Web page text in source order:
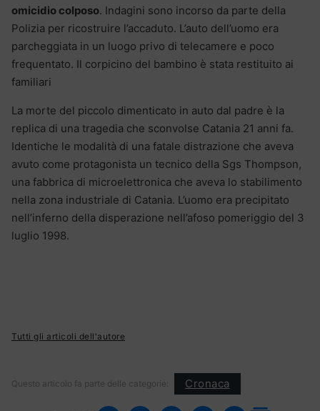
omicidio colposo. Indagini sono incorso da parte della
Polizia per ricostruire l’accaduto. L’auto dell’uomo era
parcheggiata in un luogo privo di telecamere e poco
frequentato. Il corpicino del bambino è stata restituito ai
familiari
La morte del piccolo dimenticato in auto dal padre è la
replica di una tragedia che sconvolse Catania 21 anni fa.
Identiche le modalità di una fatale distrazione che aveva
avuto come protagonista un tecnico della Sgs Thompson,
una fabbrica di microelettronica che aveva lo stabilimento
nella zona industriale di Catania. L’uomo era precipitato
nell’inferno della disperazione nell’afoso pomeriggio del 3
luglio 1998.
Tutti gli articoli dell'autore
Questo articolo fa parte delle categorie: Cronaca